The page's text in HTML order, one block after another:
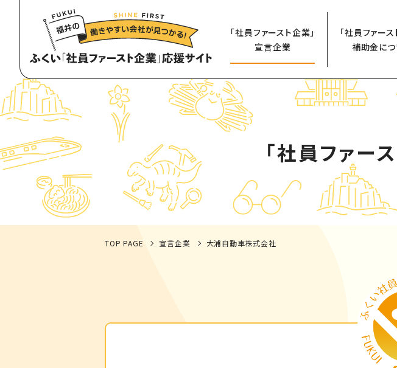
「社員ファースト企業」
宣言企業
「社員ファース
補助金につ
「社員ファー
TOP PAGE 宣言企業 大浦自動車株式会社